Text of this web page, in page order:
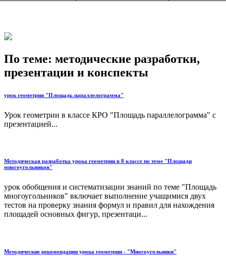
По теме: методические разработки,
презентации и конспекты
урок геометрии "Площадь параллелограмма"
Урок геометрии в классе КРО "Площадь параллелограмма" с
презентацией...
Методическая разработка урока геометрии в 8 классе по теме "Площади
многоугольников"
урок обобщения и систематизации знаний по теме "Площадь
многоугольников" включает выполнение учащимися двух
тестов на проверку знания формул и правил для нахождения
площадей основных фигур, презентаци...
Методические рекомендации урока геометрии - "Многоугольники"